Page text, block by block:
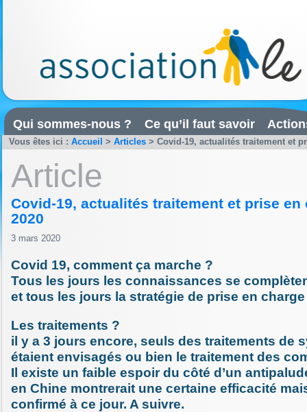
Qui sommes-nous ? Ce qu’il faut savoir
Vous êtes ici : Accueil > Articles > Covid-19, actualités traitement et
Article
Covid-19, actualités traitement et prise en
2020
3 mars 2020
Covid 19, comment ça marche ?
Tous les jours les connaissances se
et tous les jours la stratégie de prise en
Les traitements ?
il y a 3 jours encore, seuls des traitements de
étaient envisagés ou bien le traitement des
Il existe un faible espoir du côté d’un
en Chine montrerait une certaine efficacité
confirmé à ce jour. A suivre.